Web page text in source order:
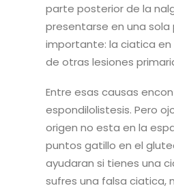
parte posterior de la
presentarse en una sola
importante: la ciatica en
de otras lesiones
Entre esas causas
espondilolistesis. Pero
origen no esta en la
puntos gatillo en el
ayudaran si tienes una
sufres una falsa ciatica,